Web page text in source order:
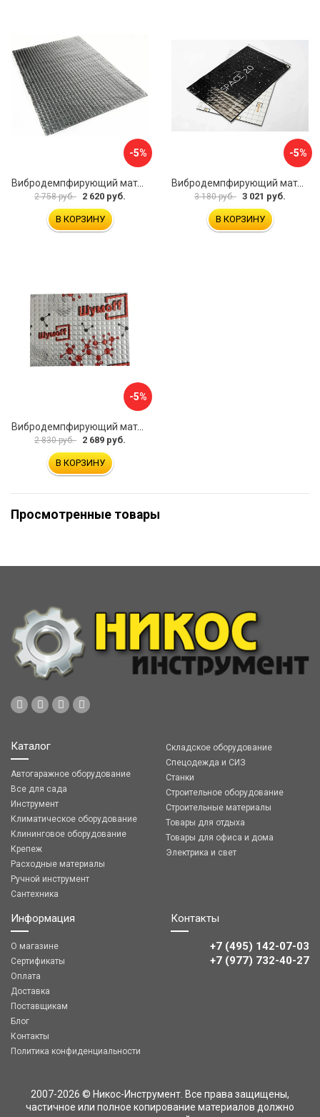
-5%
Вибродемпфирующий материал Dreamcar Noname 2 N6-2M0-S070050P1079
2 758 руб. 2 620 руб.
В КОРЗИНУ
-5%
Вибродемпфирующий материал Шумофф SPACE 2.0 НФ-00001206
3 180 руб. 3 021 руб.
В КОРЗИНУ
-5%
Вибродемпфирующий материал Шумофф Микс Ф УТ000000308
2 830 руб. 2 689 руб.
В КОРЗИНУ
Просмотренные товары
Каталог
Автогаражное оборудование
Все для сада
Инструмент
Климатическое оборудование
Клининговое оборудование
Крепеж
Расходные материалы
Ручной инструмент
Сантехника
Складское оборудование
Спецодежда и СИЗ
Станки
Строительное оборудование
Строительные материалы
Товары для отдыха
Товары для офиса и дома
Электрика и свет
Информация
О магазине
Сертификаты
Оплата
Доставка
Поставщикам
Блог
Контакты
Политика конфиденциальности
Контакты
+7 (495) 142-07-03
‎‎+7 (977) 732-40-27
2007-2026 © Никос-Инструмент. Все права защищены,
частичное или полное копирование материалов должно